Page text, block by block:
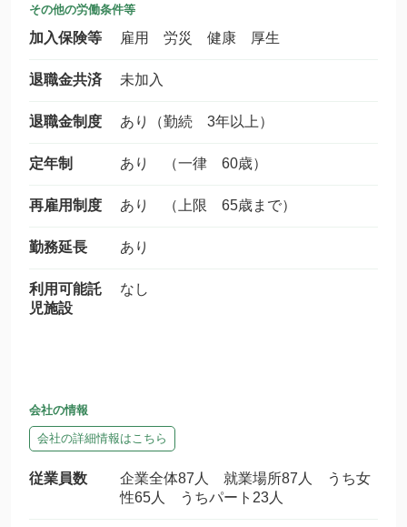
その他の労働条件等
加入保険等 雇用 労災 健康 厚生
退職金共済 未加入
退職金制度 あり（勤続 3年以上）
定年制 あり （一律 60歳）
再雇用制度 あり （上限 65歳まで）
勤務延長 あり
利用可能託
児施設
なし
会社の情報
会社の詳細情報はこちら
従業員数
企業全体87人 就業場所87人 うち女
性65人 うちパート23人